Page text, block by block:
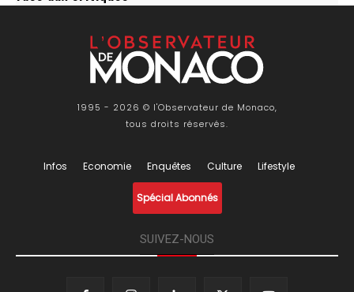
1995 - 2026 © l'Observateur de Monaco,
tous droits réservés.
Infos Economie Enquêtes Culture Lifestyle
Spécial Abonnés
SUIVEZ-NOUS